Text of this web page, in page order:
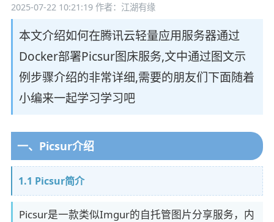
2025-07-22 10:21:19作者：江湖有缘
本文介绍如何在腾讯云轻量应用服务器通过
Docker部署Picsur图床服务,文中通过图文示
例步骤介绍的非常详细,需要的朋友们下面随着
小编来一起学习学习吧
一、Picsur介绍
1.1 Picsur简介
Picsur是一款类似Imgur的自托管图片分享服务，内